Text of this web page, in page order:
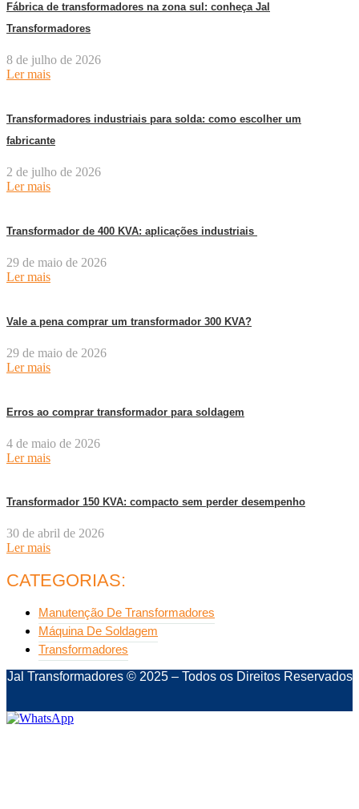
Fábrica de transformadores na zona sul: conheça Jal
Transformadores
8 de julho de 2026
Ler mais
Transformadores industriais para solda: como escolher um
fabricante
2 de julho de 2026
Ler mais
Transformador de 400 KVA: aplicações industriais
29 de maio de 2026
Ler mais
Vale a pena comprar um transformador 300 KVA?
29 de maio de 2026
Ler mais
Erros ao comprar transformador para soldagem
4 de maio de 2026
Ler mais
Transformador 150 KVA: compacto sem perder desempenho
30 de abril de 2026
Ler mais
CATEGORIAS:
Manutenção De Transformadores
Máquina De Soldagem
Transformadores
Jal Transformadores © 2025 – Todos os Direitos Reservados